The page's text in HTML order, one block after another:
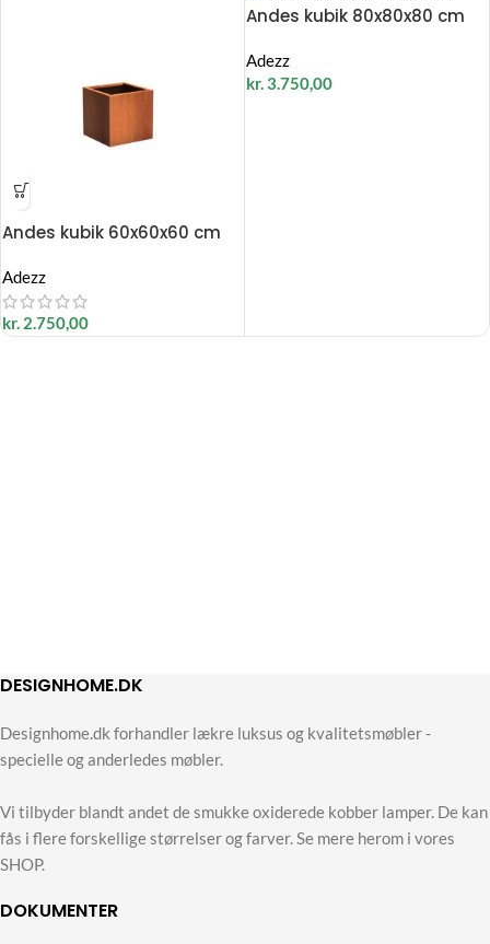
Andes kubik 60x60x60 cm
Adezz
kr. 2.750,00
Andes kubik 80x80x80 cm
Adezz
kr.3.750,00
DESIGNHOME.DK
Designhome.dk forhandler lækre luksus og kvalitetsmøbler -
specielle og anderledes møbler.
Vi tilbyder blandt andet de smukke oxiderede kobber lamper. De kan
fås i flere forskellige størrelser og farver. Se mere herom i vores
SHOP.
DOKUMENTER